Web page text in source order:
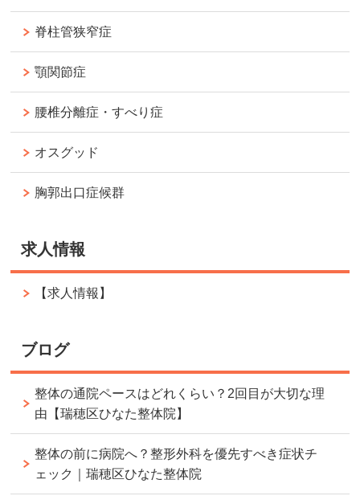
脊柱管狭窄症
顎関節症
腰椎分離症・すべり症
オスグッド
胸郭出口症候群
求人情報
【求人情報】
ブログ
整体の通院ペースはどれくらい？2回目が大切な理
由【瑞穂区ひなた整体院】
整体の前に病院へ？整形外科を優先すべき症状チ
ェック｜瑞穂区ひなた整体院